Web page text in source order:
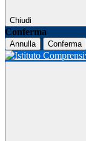
Chiudi
Conferma
Annulla Conferma